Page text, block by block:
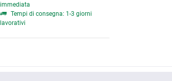
immediata
Tempi di consegna: 1-3 giorni
lavorativi